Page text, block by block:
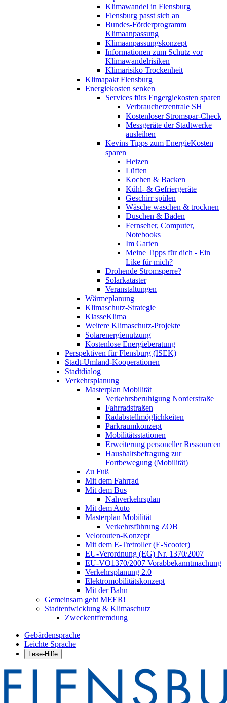
Klimawandel in Flensburg
Flensburg passt sich an
Bundes-Förderprogramm
Klimaanpassung
Klimaanpassungskonzept
Informationen zum Schutz vor
Klimawandelrisiken
Klimarisiko Trockenheit
Klimapakt Flensburg
Energiekosten senken
Services fürs Engergiekosten sparen
Verbraucherzentrale SH
Kostenloser Stromspar-Check
Messgeräte der Stadtwerke
ausleihen
Kevins Tipps zum EnergieKosten
sparen
Heizen
Lüften
Kochen & Backen
Kühl- & Gefriergeräte
Geschirr spülen
Wäsche waschen & trocknen
Duschen & Baden
Fernseher, Computer,
Notebooks
Im Garten
Meine Tipps für dich - Ein
Like für mich?
Drohende Stromsperre?
Solarkataster
Veranstaltungen
Wärmeplanung
Klimaschutz-Strategie
KlasseKlima
Weitere Klimaschutz-Projekte
Solarenergienutzung
Kostenlose Energieberatung
Perspektiven für Flensburg (ISEK)
Stadt-Umland-Kooperationen
Stadtdialog
Verkehrsplanung
Masterplan Mobilität
Verkehrsberuhigung Norderstraße
Fahrradstraßen
Radabstellmöglichkeiten
Parkraumkonzept
Mobilitätsstationen
Erweiterung personeller Ressourcen
Haushaltsbefragung zur
Fortbewegung (Mobilität)
Zu Fuß
Mit dem Fahrrad
Mit dem Bus
Nahverkehrsplan
Mit dem Auto
Masterplan Mobilität
Verkehrsführung ZOB
Velorouten-Konzept
Mit dem E-Tretroller (E-Scooter)
EU-Verordnung (EG) Nr. 1370/2007
EU-VO1370/2007 Vorabbekanntmachung
Verkehrsplanung 2.0
Elektromobilitätskonzept
Mit der Bahn
Gemeinsam geht MEER!
Stadtentwicklung & Klimaschutz
Zweckentfremdung
Gebärdensprache
Leichte Sprache
Lese-Hilfe